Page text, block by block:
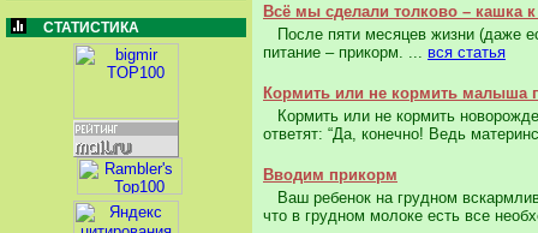
СТАТИСТИКА
Всё мы сделали толково – кашка к
После пяти месяцев жизни (даже
питание – прикорм. ... вся статья
Кормить или не кормить малыша
Кормить или не кормить
ответят: “Да, конечно! Ведь
Вводим прикорм
Ваш ребенок на грудном
что в грудном молоке есть все